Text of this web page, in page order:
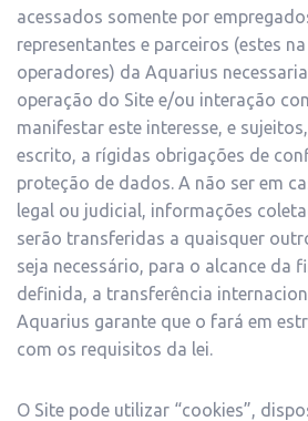
acessados somente por
representantes e parceiros (estes
operadores) da Aquarius
operação do Site e/ou interação
manifestar este interesse, e
escrito, a rígidas obrigações de
proteção de dados. A não ser em
legal ou judicial, informações
serão transferidas a quaisquer
seja necessário, para o alcance da
definida, a transferência
Aquarius garante que o fará em
com os requisitos da lei.
O Site pode utilizar “cookies”,